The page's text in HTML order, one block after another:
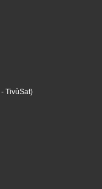
- TivùSat)